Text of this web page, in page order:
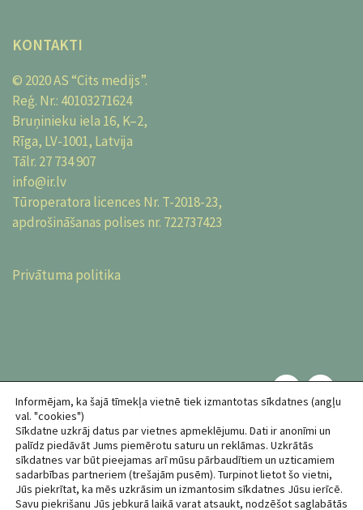
KONTAKTI
© 2020 AS “Cits medijs”.
Reģ. Nr.: 40103271624
Bruņinieku iela 16, K–2,
Rīga, LV-1001, Latvija
Tālr. 27 734 907
info@ir.lv
Tūroperatora licences Nr. T-2018-23,
apdrošināšanas polises nr. 722737423
Privātuma politika
©2026 AS "Cits medijs"
Visas tiesības paturētas
Informējam, ka šajā tīmekļa vietnē tiek izmantotas sīkdatnes (angļu
val. "cookies")
Sīkdatne uzkrāj datus par vietnes apmeklējumu. Dati ir anonīmi un
palīdz piedāvāt Jums piemērotu saturu un reklāmas. Uzkrātās
sīkdatnes var būt pieejamas arī mūsu pārbaudītiem un uzticamiem
sadarbības partneriem (trešajām pusēm). Turpinot lietot šo vietni,
Jūs piekrītat, ka mēs uzkrāsim un izmantosim sīkdatnes Jūsu ierīcē.
Savu piekrišanu Jūs jebkurā laikā varat atsaukt, nodzēšot saglabātās